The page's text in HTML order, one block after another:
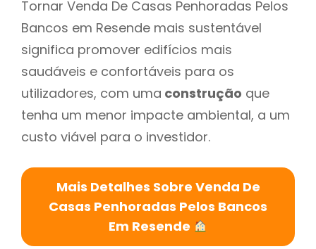
Tornar Venda De Casas Penhoradas Pelos
Bancos em Resende mais sustentável
significa promover edifícios mais
saudáveis e confortáveis para os
utilizadores, com uma construção que
tenha um menor impacte ambiental, a um
custo viável para o investidor.
Mais Detalhes Sobre Venda De
Casas Penhoradas Pelos Bancos
Em Resende